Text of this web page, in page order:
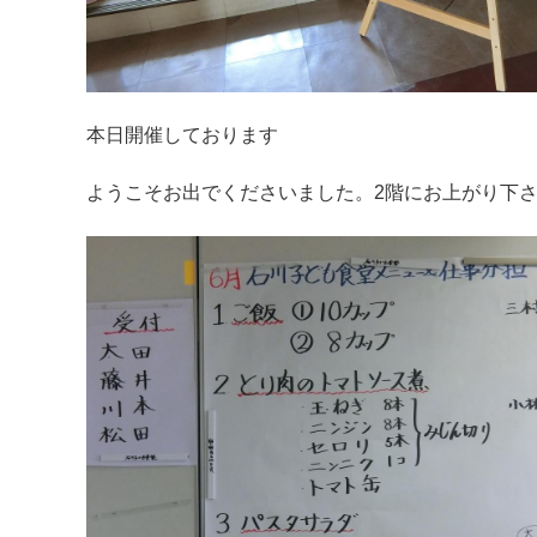
本日開催しております
ようこそお出でくださいました。2階にお上がり下